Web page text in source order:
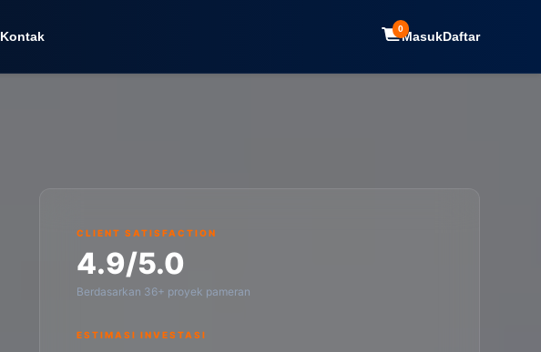
Kontak 0MasukDaftar
CLIENT SATISFACTION
4.9/5.0
Berdasarkan 36+ proyek pameran
ESTIMASI INVESTASI